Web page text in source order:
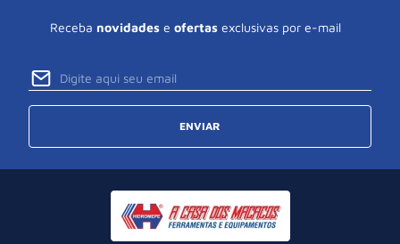
Receba novidades e ofertas exclusivas por e-mail
ENVIAR